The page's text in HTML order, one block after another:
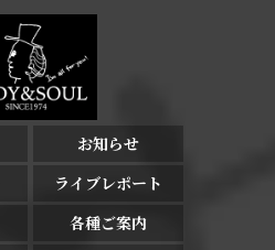
お知らせ
ライブレポート
各種ご案内